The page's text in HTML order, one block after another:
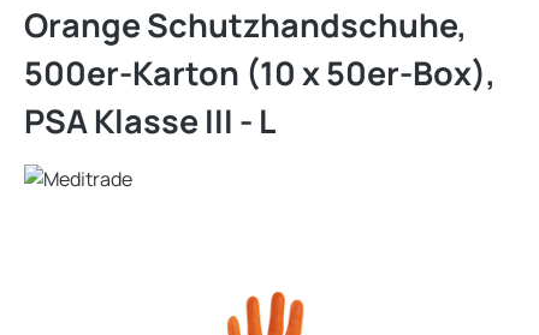
Orange Schutzhandschuhe,
500er-Karton (10 x 50er-Box),
PSA Klasse III - L